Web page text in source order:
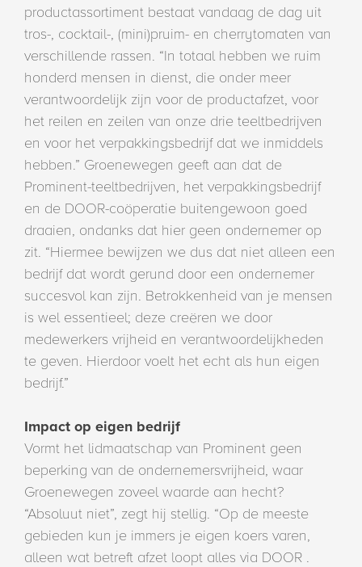
productassortiment bestaat vandaag de dag uit
tros-, cocktail-, (mini)pruim- en cherrytomaten van
verschillende rassen. “In totaal hebben we ruim
honderd mensen in dienst, die onder meer
verantwoordelijk zijn voor de productafzet, voor
het reilen en zeilen van onze drie teeltbedrijven
en voor het verpakkingsbedrijf dat we inmiddels
hebben.” Groenewegen geeft aan dat de
Prominent-teeltbedrijven, het verpakkingsbedrijf
en de DOOR-coöperatie buitengewoon goed
draaien, ondanks dat hier geen ondernemer op
zit. “Hiermee bewijzen we dus dat niet alleen een
bedrijf dat wordt gerund door een ondernemer
succesvol kan zijn. Betrokkenheid van je mensen
is wel essentieel; deze creëren we door
medewerkers vrijheid en verantwoordelijkheden
te geven. Hierdoor voelt het echt als hun eigen
bedrijf.”
Impact op eigen bedrijf
Vormt het lidmaatschap van Prominent geen
beperking van de ondernemersvrijheid, waar
Groenewegen zoveel waarde aan hecht?
“Absoluut niet”, zegt hij stellig. “Op de meeste
gebieden kun je immers je eigen koers varen,
alleen wat betreft afzet loopt alles via DOOR .